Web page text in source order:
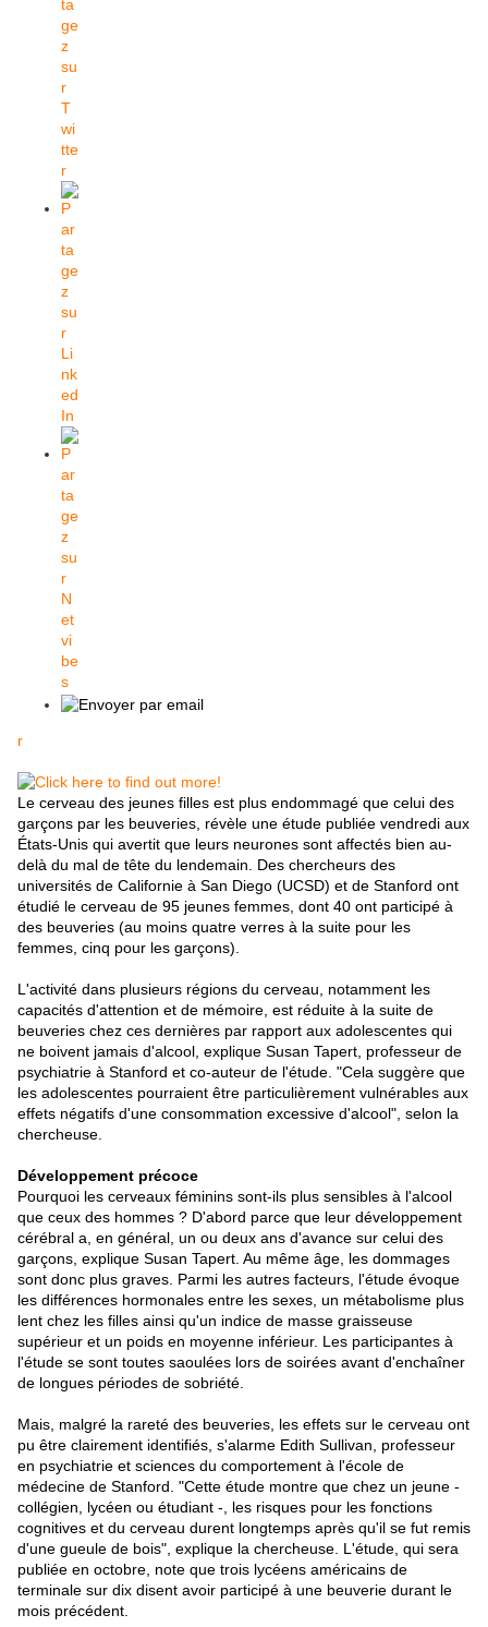
r
Le cerveau des jeunes filles est plus endommagé que celui des
garçons par les beuveries, révèle une étude publiée vendredi aux
États-Unis qui avertit que leurs neurones sont affectés bien au-
delà du mal de tête du lendemain. Des chercheurs des
universités de Californie à San Diego (UCSD) et de Stanford ont
étudié le cerveau de 95 jeunes femmes, dont 40 ont participé à
des beuveries (au moins quatre verres à la suite pour les
femmes, cinq pour les garçons).
L'activité dans plusieurs régions du cerveau, notamment les
capacités d'attention et de mémoire, est réduite à la suite de
beuveries chez ces dernières par rapport aux adolescentes qui
ne boivent jamais d'alcool, explique Susan Tapert, professeur de
psychiatrie à Stanford et co-auteur de l'étude. "Cela suggère que
les adolescentes pourraient être particulièrement vulnérables aux
effets négatifs d'une consommation excessive d'alcool", selon la
chercheuse.
Développement précoce
Pourquoi les cerveaux féminins sont-ils plus sensibles à l'alcool
que ceux des hommes ? D'abord parce que leur développement
cérébral a, en général, un ou deux ans d'avance sur celui des
garçons, explique Susan Tapert. Au même âge, les dommages
sont donc plus graves. Parmi les autres facteurs, l'étude évoque
les différences hormonales entre les sexes, un métabolisme plus
lent chez les filles ainsi qu'un indice de masse graisseuse
supérieur et un poids en moyenne inférieur. Les participantes à
l'étude se sont toutes saoulées lors de soirées avant d'enchaîner
de longues périodes de sobriété.
Mais, malgré la rareté des beuveries, les effets sur le cerveau ont
pu être clairement identifiés, s'alarme Edith Sullivan, professeur
en psychiatrie et sciences du comportement à l'école de
médecine de Stanford. "Cette étude montre que chez un jeune -
collégien, lycéen ou étudiant -, les risques pour les fonctions
cognitives et du cerveau durent longtemps après qu'il se fut remis
d'une gueule de bois", explique la chercheuse. L'étude, qui sera
publiée en octobre, note que trois lycéens américains de
terminale sur dix disent avoir participé à une beuverie durant le
mois précédent.